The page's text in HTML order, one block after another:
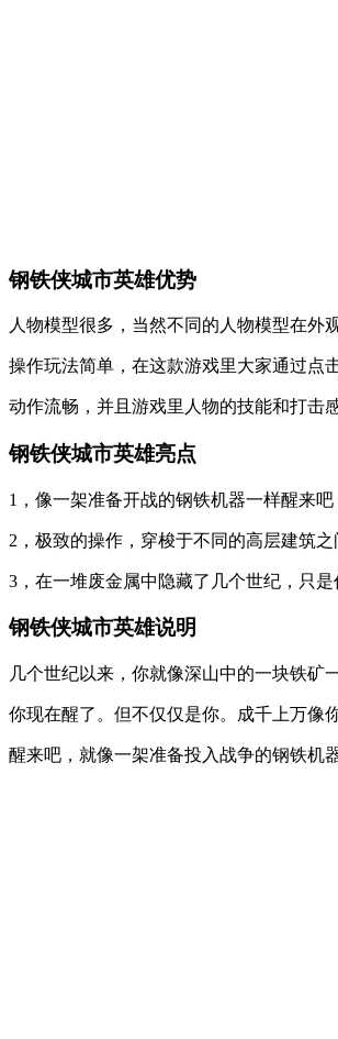
钢铁侠城市英雄优势
人物模型很多，当然不同的人物模型在外
操作玩法简单，在这款游戏里大家通过点
动作流畅，并且游戏里人物的技能和打击
钢铁侠城市英雄亮点
1，像一架准备开战的钢铁机器一样醒来
2，极致的操作，穿梭于不同的高层建筑
3，在一堆废金属中隐藏了几个世纪，只
钢铁侠城市英雄说明
几个世纪以来，你就像深山中的一块铁矿
你现在醒了。但不仅仅是你。成千上万像
醒来吧，就像一架准备投入战争的钢铁机